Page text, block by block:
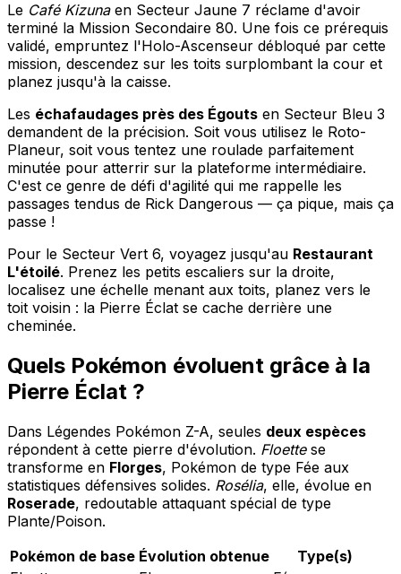
Le Café Kizunaen Secteur Jaune 7 réclame d'avoir
terminé la Mission Secondaire 80. Une fois ce prérequis
validé, empruntez l'Holo-Ascenseur débloqué par cette
mission, descendez sur les toits surplombant la cour et
planez jusqu'à la caisse.
Les échafaudages près des Égouts en Secteur Bleu 3
demandent de la précision. Soit vous utilisez le Roto-
Planeur, soit vous tentez une roulade parfaitement
minutée pour atterrir sur la plateforme intermédiaire.
C'est ce genre de défi d'agilité qui me rappelle les
passages tendus de Rick Dangerous — ça pique, mais ça
passe !
Pour le Secteur Vert 6, voyagez jusqu'au Restaurant
L'étoilé. Prenez les petits escaliers sur la droite,
localisez une échelle menant aux toits, planez vers le
toit voisin : la Pierre Éclat se cache derrière une
cheminée.
Quels Pokémon évoluent grâce à la
Pierre Éclat ?
Dans Légendes Pokémon Z-A, seules deux espèces
répondent à cette pierre d'évolution. Floettese
transforme en Florges, Pokémon de type Fée aux
statistiques défensives solides. Rosélia, elle, évolue en
Roserade, redoutable attaquant spécial de type
Plante/Poison.
Pokémon de base Évolution obtenue
Type(s)